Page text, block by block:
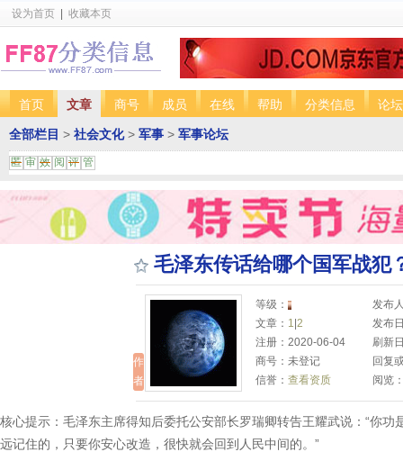
设为首页 收藏本页
首页 文章 商号 成员 在线 帮助 分类信息 论坛
全部栏目 > 社会文化> 军事 > 军事论坛
匿 审 效 阅 评 管
毛泽东传话给哪个国军战犯
作
者
等级：
文章： 1 2
注册：2020-06-04
商号：未登记
信誉： 查看资质
发布
发布
刷新
回复
阅览
核心提示：毛泽东主席得知后委托公安部长罗瑞卿转告王耀武说：“你
远记住的，只要你安心改造，很快就会回到人民中间的。”